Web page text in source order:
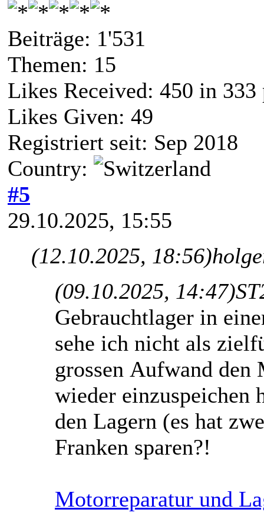
Beiträge: 1'531
Themen: 15
Likes Received: 450 in 333
Likes Given: 49
Registriert seit: Sep 2018
Country:
#5
29.10.2025, 15:55
(12.10.2025, 18:56)
(09.10.2025, 14:47)
Gebrauchtlager in
sehe ich nicht als
grossen Aufwand den
wieder einzuspeichen
den Lagern (es hat
Franken sparen?!
Motorreparatur und